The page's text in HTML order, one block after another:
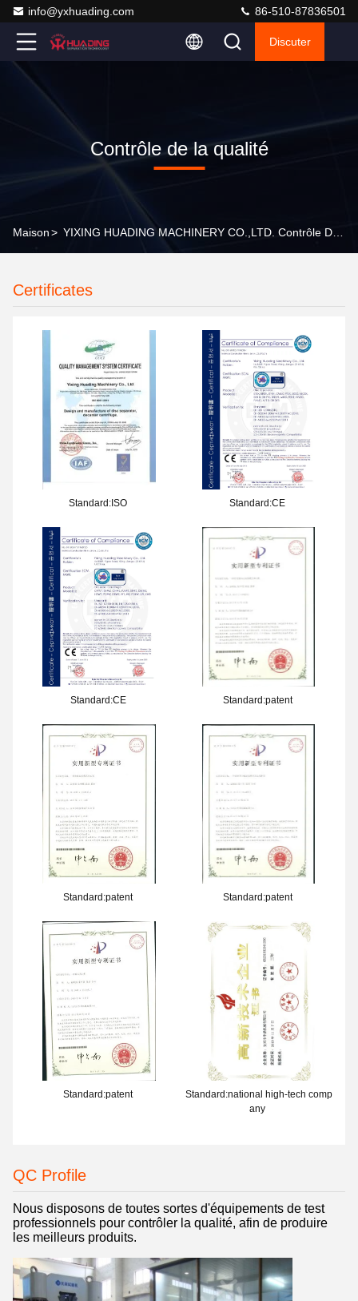
info@yxhuading.com 86-510-87836501
Discuter
Contrôle de la qualité
Maison>
Certificates
Standard:ISO Standard:CE
Standard:CE Standard:patent
Standard:patent Standard:patent
Standard:patent
Standard:national high-tech comp
any
QC Profile
Nous disposons de toutes sortes d'équipements de test
professionnels pour contrôler la qualité, afin de produire
les meilleurs produits.